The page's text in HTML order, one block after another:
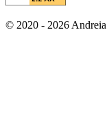
© 2020 - 2026 Andreia